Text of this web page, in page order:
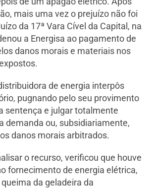
mais uma vez o prejuízo não foi
da 17ª Vara Cível da Capital, na
a Energisa ao pagamento de
danos morais e materiais nos
de energia interpôs
pugnando pelo seu provimento
sentença e julgar totalmente
demanda ou, subsidiariamente,
danos morais arbitrados.
o recurso, verificou que houve
fornecimento de energia elétrica,
da geladeira da